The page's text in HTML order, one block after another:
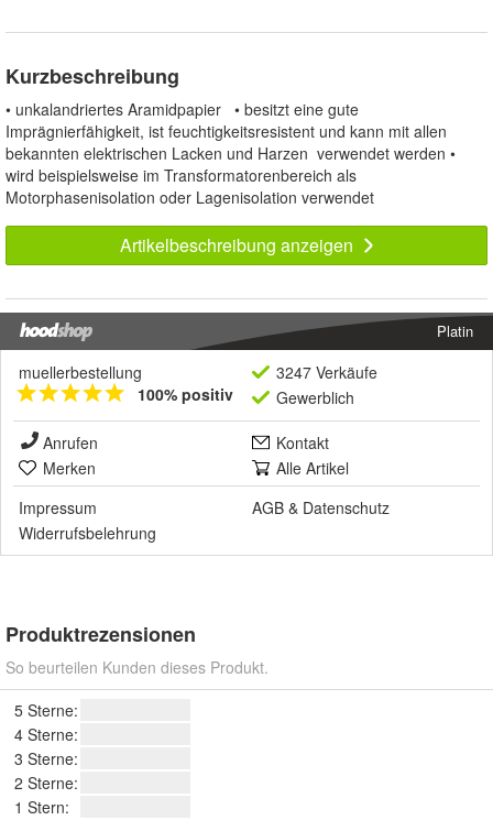
Kurzbeschreibung
• unkalandriertes Aramidpapier • besitzt eine gute
Imprägnierfähigkeit, ist feuchtigkeitsresistent und kann mit allen
bekannten elektrischen Lacken und Harzen verwendet werden •
wird beispielsweise im Transformatorenbereich als
Motorphasenisolation oder Lagenisolation verwendet
Artikelbeschreibung anzeigen
Platin
muellerbestellung
100% positiv
3247 Verkäufe
Gewerblich
Anrufen
Kontakt
Merken
Alle Artikel
Impressum
AGB & Datenschutz
Widerrufsbelehrung
Produktrezensionen
So beurteilen Kunden dieses Produkt.
5 Sterne:
4 Sterne:
3 Sterne:
2 Sterne:
1 Stern: